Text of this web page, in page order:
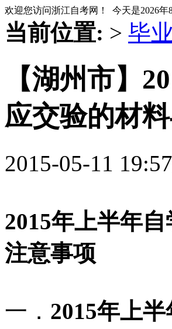
欢迎您访问浙江自考网！ 今天是2026年
当前位置: > 毕
【湖州市】
应交验的材
2015-05-11 19:57
2015年上半年
注意事项
一． 2015年上半